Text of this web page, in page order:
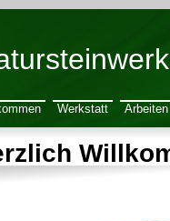
Werkstatt Arbeiten